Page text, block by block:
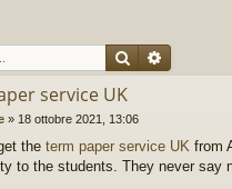
CercaRicerca
service UK
» 18 ottobre 2021, 13:06
the term paper service UK from
to the students. They never say